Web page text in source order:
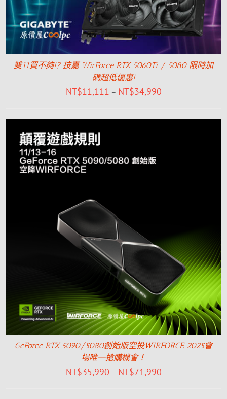
雙11買不夠!? 技嘉 WirForce RTX 5060Ti / 5080 限時加
碼超低優惠!
NT$11,111 – NT$34,990
GeForce RTX 5090/5080創始版空投WIRFORCE 2025會
場唯一搶購機會！
NT$35,990 – NT$71,990